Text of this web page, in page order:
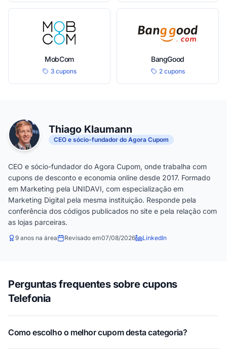
MobCom
3 cupons
BangGood
2 cupons
Thiago Klaumann
CEO e sócio-fundador do Agora Cupom
CEO e sócio-fundador do Agora Cupom, onde trabalha com
cupons de desconto e economia online desde 2017. Formado
em Marketing pela UNIDAVI, com especialização em
Marketing Digital pela mesma instituição. Responde pela
conferência dos códigos publicados no site e pela relação com
as lojas parceiras.
9 anos na área Revisado em07/08/2026 LinkedIn
Perguntas frequentes sobre cupons
Telefonia
Como escolho o melhor cupom desta categoria?